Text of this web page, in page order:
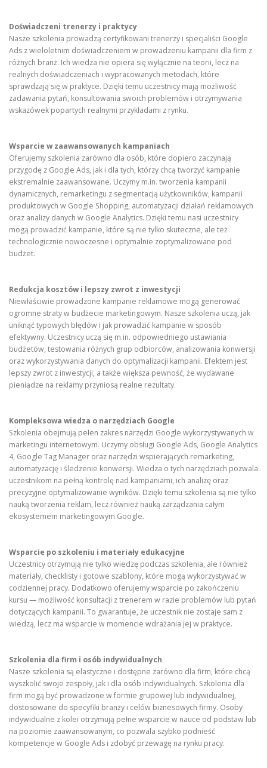
Doświadczeni trenerzy i praktycy
Nasze szkolenia prowadzą certyfikowani trenerzy i specjaliści Google
Ads z wieloletnim doświadczeniem w prowadzeniu kampanii dla firm z
różnych branż. Ich wiedza nie opiera się wyłącznie na teorii, lecz na
realnych doświadczeniach i wypracowanych metodach, które
sprawdzają się w praktyce. Dzięki temu uczestnicy mają możliwość
zadawania pytań, konsultowania swoich problemów i otrzymywania
wskazówek popartych realnymi przykładami z rynku.
Wsparcie w zaawansowanych kampaniach
Oferujemy szkolenia zarówno dla osób, które dopiero zaczynają
przygodę z Google Ads, jak i dla tych, którzy chcą tworzyć kampanie
ekstremalnie zaawansowane. Uczymy m.in. tworzenia kampanii
dynamicznych, remarketingu z segmentacją użytkowników, kampanii
produktowych w Google Shopping, automatyzacji działań reklamowych
oraz analizy danych w Google Analytics. Dzięki temu nasi uczestnicy
mogą prowadzić kampanie, które są nie tylko skuteczne, ale też
technologicznie nowoczesne i optymalnie zoptymalizowane pod
budżet.
Redukcja kosztów i lepszy zwrot z inwestycji
Niewłaściwie prowadzone kampanie reklamowe mogą generować
ogromne straty w budżecie marketingowym. Nasze szkolenia uczą, jak
uniknąć typowych błędów i jak prowadzić kampanie w sposób
efektywny. Uczestnicy uczą się m.in. odpowiedniego ustawiania
budżetów, testowania różnych grup odbiorców, analizowania konwersji
oraz wykorzystywania danych do optymalizacji kampanii. Efektem jest
lepszy zwrot z inwestycji, a także większa pewność, że wydawane
pieniądze na reklamy przyniosą realne rezultaty.
Kompleksowa wiedza o narzędziach Google
Szkolenia obejmują pełen zakres narzędzi Google wykorzystywanych w
marketingu internetowym. Uczymy obsługi Google Ads, Google Analytics
4, Google Tag Manager oraz narzędzi wspierających remarketing,
automatyzację i śledzenie konwersji. Wiedza o tych narzędziach pozwala
uczestnikom na pełną kontrolę nad kampaniami, ich analizę oraz
precyzyjne optymalizowanie wyników. Dzięki temu szkolenia są nie tylko
nauką tworzenia reklam, lecz również nauką zarządzania całym
ekosystemem marketingowym Google.
Wsparcie po szkoleniu i materiały edukacyjne
Uczestnicy otrzymują nie tylko wiedzę podczas szkolenia, ale również
materiały, checklisty i gotowe szablony, które mogą wykorzystywać w
codziennej pracy. Dodatkowo oferujemy wsparcie po zakończeniu
kursu — możliwość konsultacji z trenerem w razie problemów lub pytań
dotyczących kampanii. To gwarantuje, że uczestnik nie zostaje sam z
wiedzą, lecz ma wsparcie w momencie wdrażania jej w praktyce.
Szkolenia dla firm i osób indywidualnych
Nasze szkolenia są elastyczne i dostępne zarówno dla firm, które chcą
wyszkolić swoje zespoły, jak i dla osób indywidualnych. Szkolenia dla
firm mogą być prowadzone w formie grupowej lub indywidualnej,
dostosowane do specyfiki branży i celów biznesowych firmy. Osoby
indywidualne z kolei otrzymują pełne wsparcie w nauce od podstaw lub
na poziomie zaawansowanym, co pozwala szybko podnieść
kompetencje w Google Ads i zdobyć przewagę na rynku pracy.